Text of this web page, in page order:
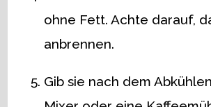
ohne Fett. Achte darauf,
anbrennen.
Gib sie nach dem